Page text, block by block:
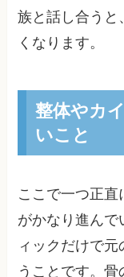
族と話し合うと
くなります。
整体やカ
いこと
ここで一つ正
がかなり進んで
ィックだけで
うことです。